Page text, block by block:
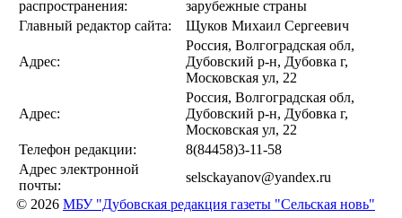
распространения:
зарубежные страны
Главный редактор сайта:
Щуков Михаил Сергеевич
Адрес:
Россия, Волгоградская обл,
Дубовский р-н, Дубовка г,
Московская ул, 22
Адрес:
Россия, Волгоградская обл,
Дубовский р-н, Дубовка г,
Московская ул, 22
Телефон редакции:
8(84458)3-11-58
Адрес электронной
почты:
selsckayanov@yandex.ru
© 2026 МБУ "Дубовская редакция газеты "Сельская новь"